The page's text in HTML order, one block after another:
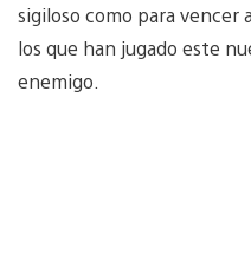
sigiloso como para vencer
los que han jugado este
enemigo.